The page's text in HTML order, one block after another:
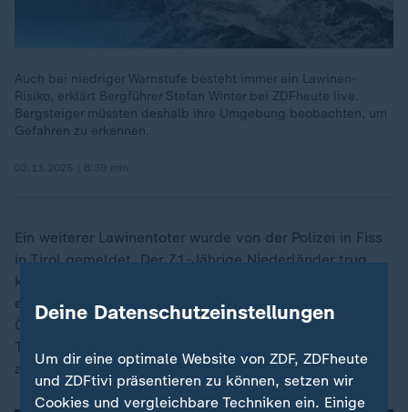
Auch bei niedriger Warnstufe besteht immer ein Lawinen-
Risiko, erklärt Bergführer Stefan Winter bei ZDFheute live.
Bergsteiger müssten deshalb ihre Umgebung beobachten, um
Gefahren zu erkennen.
Ein weiterer Lawinentoter wurde von der Polizei in Fiss
in Tirol gemeldet. Der 71-Jährige Niederländer trug
kein Lawinensuchgerät, das im Notfall das Auffinden
erleichtern kann. Die Lawinensituation im Westen
Österreichs ist angespannt. Die Warndienste riefen in
Tirol und Vorarlberg die zweithöchste Gefahrenstufe
aus.
Deine Datenschutzeinstellungen
Um dir eine optimale Website von ZDF, ZDFheute
und ZDFtivi präsentieren zu können, setzen wir
Cookies und vergleichbare Techniken ein. Einige